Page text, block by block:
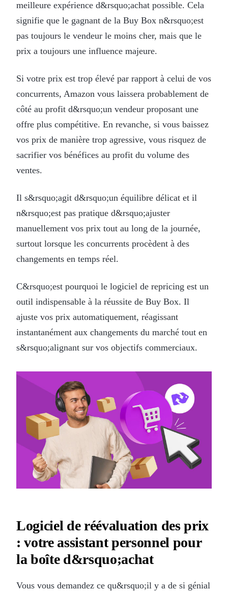
meilleure expérience d&rsquo;achat possible. Cela
signifie que le gagnant de la Buy Box n&rsquo;est
pas toujours le vendeur le moins cher, mais que le
prix a toujours une influence majeure.
Si votre prix est trop élevé par rapport à celui de vos
concurrents, Amazon vous laissera probablement de
côté au profit d&rsquo;un vendeur proposant une
offre plus compétitive. En revanche, si vous baissez
vos prix de manière trop agressive, vous risquez de
sacrifier vos bénéfices au profit du volume des
ventes.
Il s&rsquo;agit d&rsquo;un équilibre délicat et il
n&rsquo;est pas pratique d&rsquo;ajuster
manuellement vos prix tout au long de la journée,
surtout lorsque les concurrents procèdent à des
changements en temps réel.
C&rsquo;est pourquoi le logiciel de repricing est un
outil indispensable à la réussite de Buy Box. Il
ajuste vos prix automatiquement, réagissant
instantanément aux changements du marché tout en
s&rsquo;alignant sur vos objectifs commerciaux.
Logiciel de réévaluation des prix
: votre assistant personnel pour
la boîte d&rsquo;achat
Vous vous demandez ce qu&rsquo;il y a de si génial